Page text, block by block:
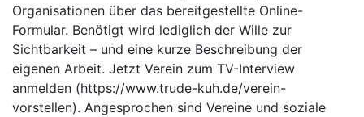
Organisationen über das bereitgestellte Online-
Formular. Benötigt wird lediglich der Wille zur
Sichtbarkeit – und eine kurze Beschreibung der
eigenen Arbeit. Jetzt Verein zum TV-Interview
anmelden (https://www.trude-kuh.de/verein-
vorstellen). Angesprochen sind Vereine und soziale